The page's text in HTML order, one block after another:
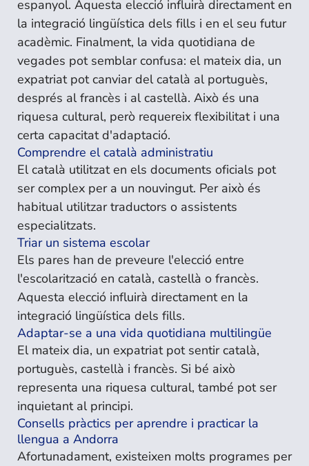
espanyol. Aquesta elecció influirà directament en
la integració lingüística dels fills i en el seu futur
acadèmic. Finalment, la vida quotidiana de
vegades pot semblar confusa: el mateix dia, un
expatriat pot canviar del català al portuguès,
després al francès i al castellà. Això és una
riquesa cultural, però requereix flexibilitat i una
certa capacitat d'adaptació.
Comprendre el català administratiu
El català utilitzat en els documents oficials pot
ser complex per a un nouvingut. Per això és
habitual utilitzar traductors o assistents
especialitzats.
Triar un sistema escolar
Els pares han de preveure l'elecció entre
l'escolarització en català, castellà o francès.
Aquesta elecció influirà directament en la
integració lingüística dels fills.
Adaptar-se a una vida quotidiana multilingüe
El mateix dia, un expatriat pot sentir català,
portuguès, castellà i francès. Si bé això
representa una riquesa cultural, també pot ser
inquietant al principi.
Consells pràctics per aprendre i practicar la
llengua a Andorra
Afortunadament, existeixen molts programes per